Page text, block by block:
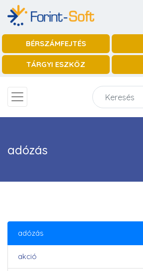
BÉRSZÁMFEJTÉS
TÁRGYI ESZKÖZ
adózás
adózás
akció